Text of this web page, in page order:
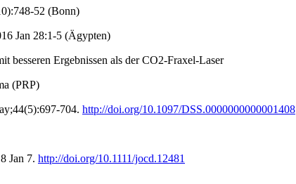
52 (Bonn)
Jan 28:1-5 (Ägypten)
besseren Ergebnissen als der CO2-Fraxel-Laser
(PRP)
704. http://doi.org/10.1097/DSS.0000000000001408
Jan 7. http://doi.org/10.1111/jocd.12481